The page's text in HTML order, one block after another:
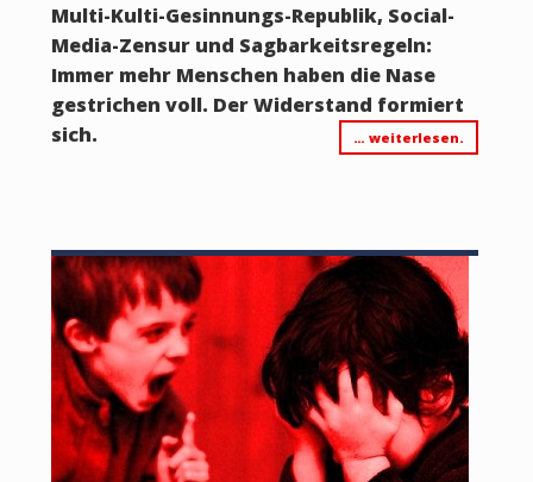
Multi-Kulti-Gesinnungs-Republik, Social-
Media-Zensur und Sagbarkeitsregeln:
Immer mehr Menschen haben die Nase
gestrichen voll. Der Widerstand formiert
sich.
… weiterlesen.